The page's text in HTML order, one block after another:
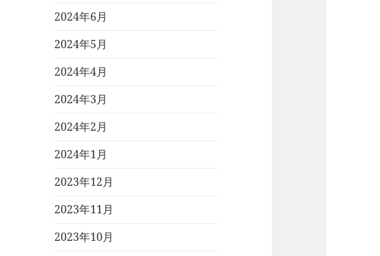
2024年6月
2024年5月
2024年4月
2024年3月
2024年2月
2024年1月
2023年12月
2023年11月
2023年10月